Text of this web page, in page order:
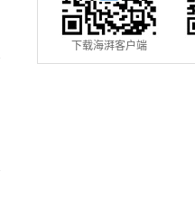
下载海湃客户端